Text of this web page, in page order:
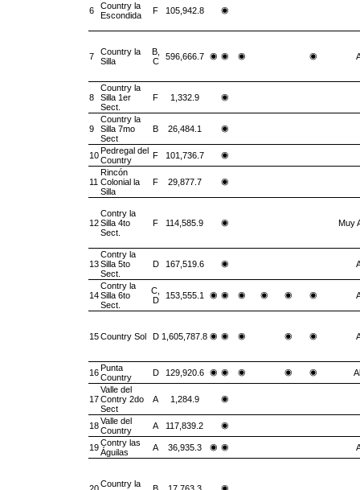
6
Country la
Escondida
F 105,942.8 ◉
7
Country la
Silla
B,
C
596,666.7 ◉ ◉ ◉ ◉
8
Country la
Silla 1er
Sect.
F 1,332.9 ◉
9
Country la
Silla 7mo
Sect
B 26,484.1 ◉
10 Pedregal del
Country
F 101,736.7 ◉
11
Rincón
Colonial la
Silla
F 29,877.7 ◉
12
Contry la
Silla 4to
Sect.
F 114,585.9 ◉ Muy
13
Contry la
Silla 5to
Sect.
D 167,519.6 ◉
14
Contry la
Silla 6to
Sect.
C,
D
153,555.1 ◉ ◉ ◉ ◉ ◉ ◉
15Country Sol D 1,605,787.8 ◉ ◉ ◉ ◉ ◉
16 Punta
Country
D 129,920.6 ◉ ◉ ◉ ◉ ◉
17
Valle del
Contry 2do
Sect
A 1,284.9 ◉
18Valle del
Country
A 117,839.2 ◉
19Contry las
Águilas
A 36,935.3 ◉ ◉
Country la
◉